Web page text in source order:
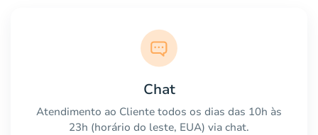
Chat
Atendimento ao Cliente todos os dias das 10h às
23h (horário do leste, EUA) via chat.